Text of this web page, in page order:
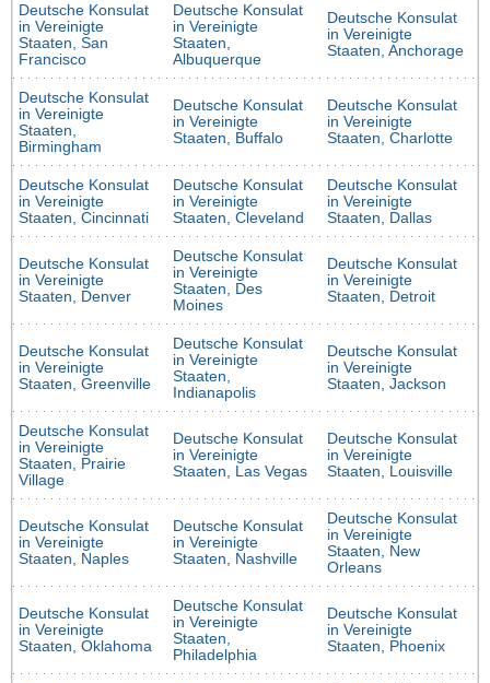
Deutsche Konsulat
in Vereinigte
Staaten, San
Francisco
Deutsche Konsulat
in Vereinigte
Staaten,
Albuquerque
Deutsche Konsulat
in Vereinigte
Staaten, Anchorage
Deutsche Konsulat
in Vereinigte
Staaten,
Birmingham
Deutsche Konsulat
in Vereinigte
Staaten, Buffalo
Deutsche Konsulat
in Vereinigte
Staaten, Charlotte
Deutsche Konsulat
in Vereinigte
Staaten, Cincinnati
Deutsche Konsulat
in Vereinigte
Staaten, Cleveland
Deutsche Konsulat
in Vereinigte
Staaten, Dallas
Deutsche Konsulat
in Vereinigte
Staaten, Denver
Deutsche Konsulat
in Vereinigte
Staaten, Des
Moines
Deutsche Konsulat
in Vereinigte
Staaten, Detroit
Deutsche Konsulat
in Vereinigte
Staaten, Greenville
Deutsche Konsulat
in Vereinigte
Staaten,
Indianapolis
Deutsche Konsulat
in Vereinigte
Staaten, Jackson
Deutsche Konsulat
in Vereinigte
Staaten, Prairie
Village
Deutsche Konsulat
in Vereinigte
Staaten, Las Vegas
Deutsche Konsulat
in Vereinigte
Staaten, Louisville
Deutsche Konsulat
in Vereinigte
Staaten, Naples
Deutsche Konsulat
in Vereinigte
Staaten, Nashville
Deutsche Konsulat
in Vereinigte
Staaten, New
Orleans
Deutsche Konsulat
in Vereinigte
Staaten, Oklahoma
Deutsche Konsulat
in Vereinigte
Staaten,
Philadelphia
Deutsche Konsulat
in Vereinigte
Staaten, Phoenix